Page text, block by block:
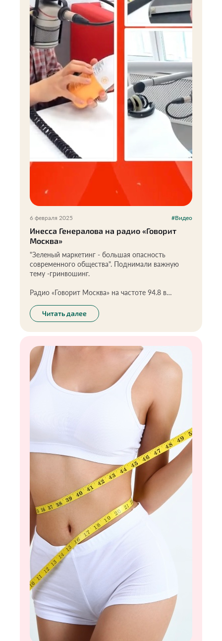
6 февраля 2025 #Видео
Инесса Генералова на радио «Говорит
Москва»
"Зеленый маркетинг - большая опасность
современного общества". Поднимали важную
тему -гринвошинг.
Радио «Говорит Москва» на частоте 94.8 в
Благодарим ведущих Максима Челнокова и
Марину Александрову за тему!
Читать далее